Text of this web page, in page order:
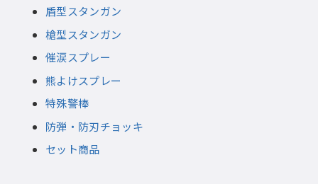
盾型スタンガン
槍型スタンガン
催涙スプレー
熊よけスプレー
特殊警棒
防弾・防刃チョッキ
セット商品